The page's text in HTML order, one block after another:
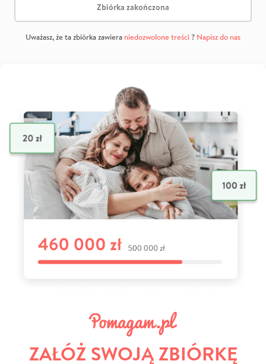
Zbiórka zakończona
Uważasz, że ta zbiórka zawiera niedozwolone treści? Napisz do nas
ZAŁÓŻ SWOJĄ ZBIÓRKĘ